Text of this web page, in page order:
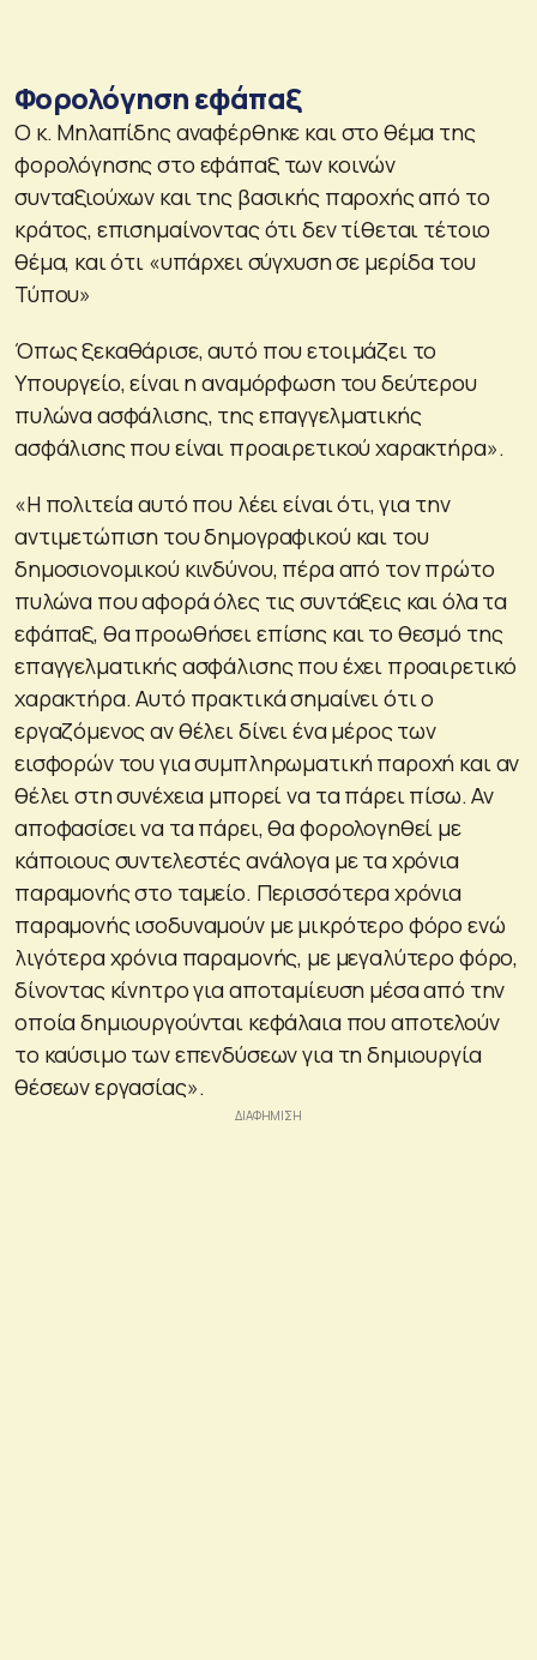
Φορολόγηση εφάπαξ
Ο κ. Μηλαπίδης αναφέρθηκε και στο θέμα της
φορολόγησης στο εφάπαξ των κοινών
συνταξιούχων και της βασικής παροχής από το
κράτος, επισημαίνοντας ότι δεν τίθεται τέτοιο
θέμα, και ότι «υπάρχει σύγχυση σε μερίδα του
Τύπου»
Όπως ξεκαθάρισε, αυτό που ετοιμάζει το
Υπουργείο, είναι η αναμόρφωση του δεύτερου
πυλώνα ασφάλισης, της επαγγελματικής
ασφάλισης που είναι προαιρετικού χαρακτήρα».
«Η πολιτεία αυτό που λέει είναι ότι, για την
αντιμετώπιση του δημογραφικού και του
δημοσιονομικού κινδύνου, πέρα από τον πρώτο
πυλώνα που αφορά όλες τις συντάξεις και όλα τα
εφάπαξ, θα προωθήσει επίσης και το θεσμό της
επαγγελματικής ασφάλισης που έχει προαιρετικό
χαρακτήρα. Αυτό πρακτικά σημαίνει ότι ο
εργαζόμενος αν θέλει δίνει ένα μέρος των
εισφορών του για συμπληρωματική παροχή και αν
θέλει στη συνέχεια μπορεί να τα πάρει πίσω. Αν
αποφασίσει να τα πάρει, θα φορολογηθεί με
κάποιους συντελεστές ανάλογα με τα χρόνια
παραμονής στο ταμείο. Περισσότερα χρόνια
παραμονής ισοδυναμούν με μικρότερο φόρο ενώ
λιγότερα χρόνια παραμονής, με μεγαλύτερο φόρο,
δίνοντας κίνητρο για αποταμίευση μέσα από την
οποία δημιουργούνται κεφάλαια που αποτελούν
το καύσιμο των επενδύσεων για τη δημιουργία
θέσεων εργασίας».